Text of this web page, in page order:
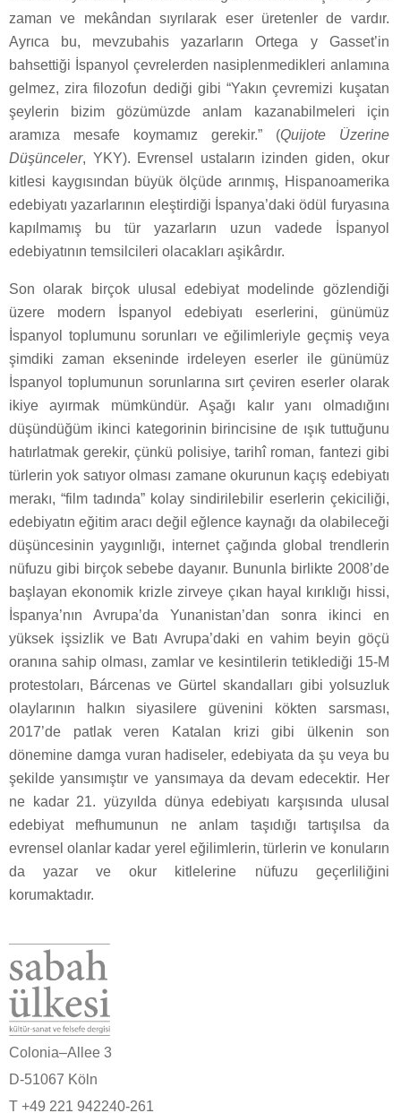
zaman ve mekândan sıyrılarak eser üretenler de vardır.
Ayrıca bu, mevzubahis yazarların Ortega y Gasset’in
bahsettiği İspanyol çevrelerden nasiplenmedikleri anlamına
gelmez, zira filozofun dediği gibi “Yakın çevremizi kuşatan
şeylerin bizim gözümüzde anlam kazanabilmeleri için
aramıza mesafe koymamız gerekir.” (Quijote Üzerine
Düşünceler, YKY). Evrensel ustaların izinden giden, okur
kitlesi kaygısından büyük ölçüde arınmış, Hispanoamerika
edebiyatı yazarlarının eleştirdiği İspanya’daki ödül furyasına
kapılmamış bu tür yazarların uzun vadede İspanyol
edebiyatının temsilcileri olacakları aşikârdır.
Son olarak birçok ulusal edebiyat modelinde gözlendiği
üzere modern İspanyol edebiyatı eserlerini, günümüz
İspanyol toplumunu sorunları ve eğilimleriyle geçmiş veya
şimdiki zaman ekseninde irdeleyen eserler ile günümüz
İspanyol toplumunun sorunlarına sırt çeviren eserler olarak
ikiye ayırmak mümkündür. Aşağı kalır yanı olmadığını
düşündüğüm ikinci kategorinin birincisine de ışık tuttuğunu
hatırlatmak gerekir, çünkü polisiye, tarihî roman, fantezi gibi
türlerin yok satıyor olması zamane okurunun kaçış edebiyatı
merakı, “film tadında” kolay sindirilebilir eserlerin çekiciliği,
edebiyatın eğitim aracı değil eğlence kaynağı da olabileceği
düşüncesinin yaygınlığı, internet çağında global trendlerin
nüfuzu gibi birçok sebebe dayanır. Bununla birlikte 2008’de
başlayan ekonomik krizle zirveye çıkan hayal kırıklığı hissi,
İspanya’nın Avrupa’da Yunanistan’dan sonra ikinci en
yüksek işsizlik ve Batı Avrupa’daki en vahim beyin göçü
oranına sahip olması, zamlar ve kesintilerin tetiklediği 15-M
protestoları, Bárcenas ve Gürtel skandalları gibi yolsuzluk
olaylarının halkın siyasilere güvenini kökten sarsması,
2017’de patlak veren Katalan krizi gibi ülkenin son
dönemine damga vuran hadiseler, edebiyata da şu veya bu
şekilde yansımıştır ve yansımaya da devam edecektir. Her
ne kadar 21. yüzyılda dünya edebiyatı karşısında ulusal
edebiyat mefhumunun ne anlam taşıdığı tartışılsa da
evrensel olanlar kadar yerel eğilimlerin, türlerin ve konuların
da yazar ve okur kitlelerine nüfuzu geçerliliğini
korumaktadır.
Colonia–Allee 3
D-51067 Köln
T +49 221 942240-261